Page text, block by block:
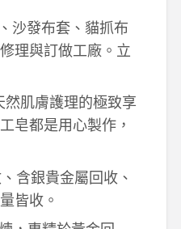
沙發布套、貓抓布
理與訂做工廠。立
然肌膚護理的極致享
皂都是用心製作，
含銀貴金屬回收、
皆收。